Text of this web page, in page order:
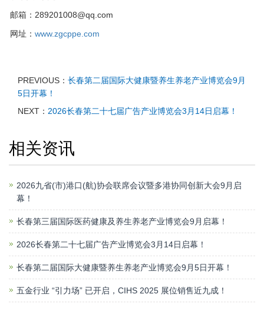
邮箱：289201008@qq.com
网址： www.zgcppe.com
PREVIOUS： 长春第二届国际大健康暨养生养老产业博览会9月
5日开幕！
NEXT： 2026长春第二十七届广告产业博览会3月14日启幕！
相关资讯
2026九省(市)港口(航)协会联席会议暨多港协同创新大会9月启
幕！
长春第三届国际医药健康及养生养老产业博览会9月启幕！
2026长春第二十七届广告产业博览会3月14日启幕！
长春第二届国际大健康暨养生养老产业博览会9月5日开幕！
五金行业 “引力场” 已开启，CIHS 2025 展位销售近九成！